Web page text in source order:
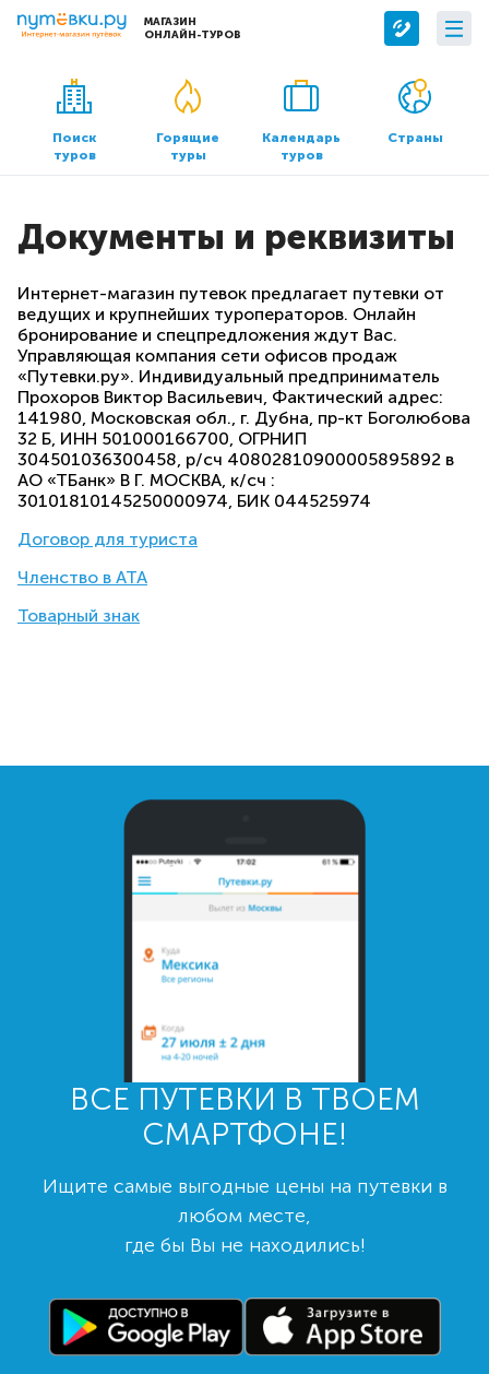
МАГАЗИН
ОНЛАЙН-ТУРОВ
Сервисы
Бронирование отелей
Трансфер
О компании
О нас
Контакты
Поиск
туров
Горящие
туры
Календарь
туров
Страны
Документы и реквизиты
Интернет-магазин путевок предлагает путевки от
ведущих и крупнейших туроператоров. Онлайн
бронирование и спецпредложения ждут Вас.
Управляющая компания сети офисов продаж
«Путевки.ру». Индивидуальный предприниматель
Прохоров Виктор Васильевич, Фактический адрес:
141980, Московская обл., г. Дубна, пр-кт Боголюбова
32 Б, ИНН 501000166700, ОГРНИП
304501036300458, р/сч 40802810900005895892 в
АО «ТБанк» В Г. МОСКВА, к/сч :
30101810145250000974, БИК 044525974
Договор для туриста
Членство в АТА
Товарный знак
ВСЕ ПУТЕВКИ В ТВОЕМ
СМАРТФОНЕ!
Ищите самые выгодные цены на путевки в
любом месте,
где бы Вы не находились!